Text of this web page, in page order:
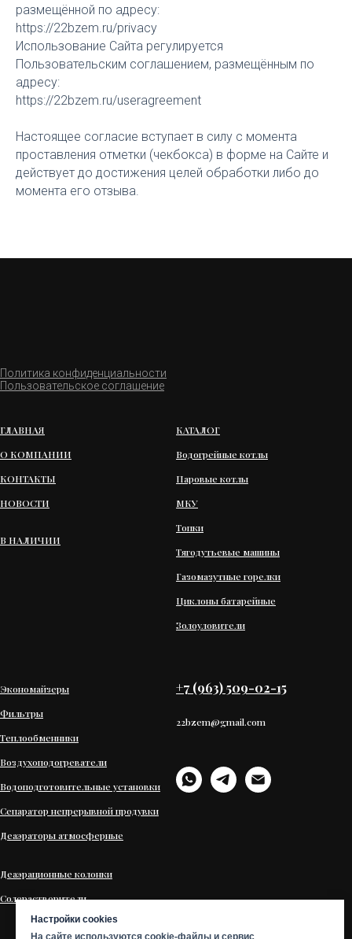
Настройки cookies
На сайте используются cookie-файлы и сервис
размещённой по адресу:
https://22bzem.ru/privacy
Использование Сайта регулируется
Пользовательским соглашением, размещённым по
адресу:
https://22bzem.ru/useragreement
Настоящее согласие вступает в силу с момента
проставления отметки (чекбокса) в форме на Сайте и
действует до достижения целей обработки либо до
момента его отзыва.
Политика конфиденциальности
Пользовательское соглашение
ГЛАВНАЯ
О КОМПАНИИ
КОНТАКТЫ
НОВОСТИ
В НАЛИЧИИ
КАТАЛОГ
Водогрейные котлы
Паровые котлы
МКУ
Топки
Тягодутьевые машины
Газомазутные горелки
Циклоны батарейные
Золоуловители
Экономайзеры
Фильтры
Теплообменники
Воздухоподогреватели
Водоподготовительные установки
Сепаратор непрерывной продувки
Деаэраторы атмосферные
Деаэрационные колонки
Солерастворители
+7 (963) 509-02-15
22bzem@gmail.com